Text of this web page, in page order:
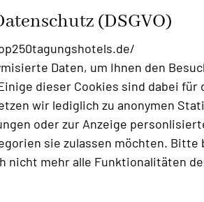
(DSGVO)
Daten, um Ihnen den
dieser Cookies sind dabei für
wir lediglich zu anonymen
oder zur Anzeige
sie zulassen möchten. Bitte
nicht mehr alle Funktionalitäten
spielerische Art.
Ergänzung zu den
individuell aufgebaut
Beweis stellen. Über
oder auf der Wiese